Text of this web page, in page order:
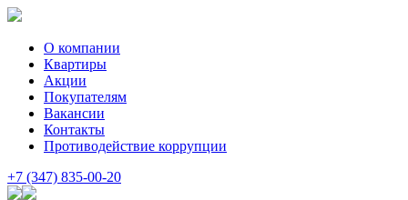
О компании
Квартиры
Акции
Покупателям
Вакансии
Контакты
Противодействие коррупции
+7 (347) 835-00-20